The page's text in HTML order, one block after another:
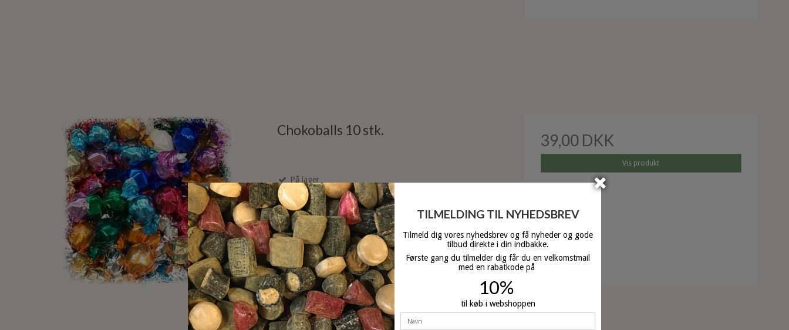
Chokoballs 10 stk.
På lager
39,00 DKK
Vis produkt
TILMELDING TIL NYHEDSBREV
Tilmeld dig vores nyhedsbrev og få nyheder og gode
tilbud direkte i din indbakke.
Første gang du tilmelder dig får du en velkomstmail
med en rabatkode på
10%
til køb i webshoppen